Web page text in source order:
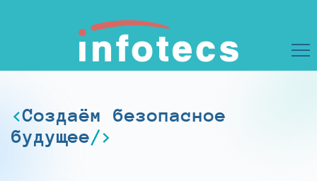
Создаём безопасное
будущее